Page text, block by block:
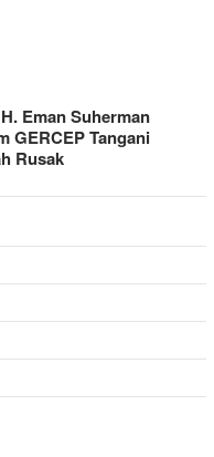
Eman Suherman
GERCEP Tangani
Rusak